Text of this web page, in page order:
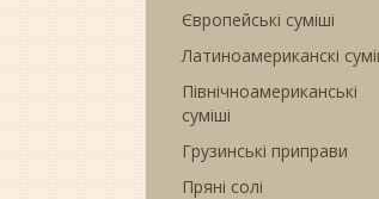
Європейські суміші
Латиноамериканскі
Північноамериканські
суміші
Грузинські приправи
Пряні солі